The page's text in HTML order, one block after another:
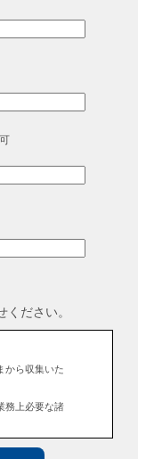
ださい。
から収集いた
務上必要な諸